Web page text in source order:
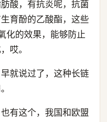
酸，有抗炎呢，抗菌
育酚的乙酸酯，这些
化的效果，能够防止
哎。
就说过了，这种长链
有这个，我国和欧盟